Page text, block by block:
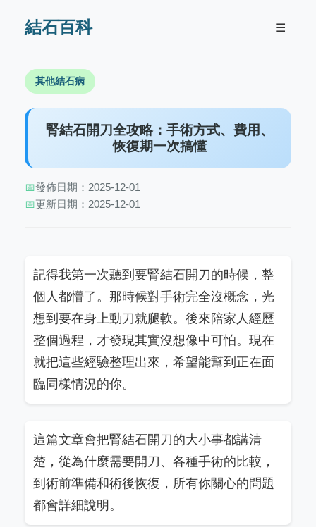
結石百科 ☰
其他結石病
腎結石開刀全攻略：手術方式、費用、
恢復期一次搞懂
📅發佈日期：2025-12-01
📅更新日期：2025-12-01
記得我第一次聽到要腎結石開刀的時候，整
個人都懵了。那時候對手術完全沒概念，光
想到要在身上動刀就腿軟。後來陪家人經歷
整個過程，才發現其實沒想像中可怕。現在
就把這些經驗整理出來，希望能幫到正在面
臨同樣情況的你。
這篇文章會把腎結石開刀的大小事都講清
楚，從為什麼需要開刀、各種手術的比較，
到術前準備和術後恢復，所有你關心的問題
都會詳細說明。